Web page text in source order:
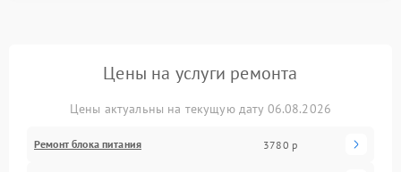
Цены на услуги ремонта
Цены актуальны на текущую дату 06.08.2026
Ремонт блока питания 3780 р